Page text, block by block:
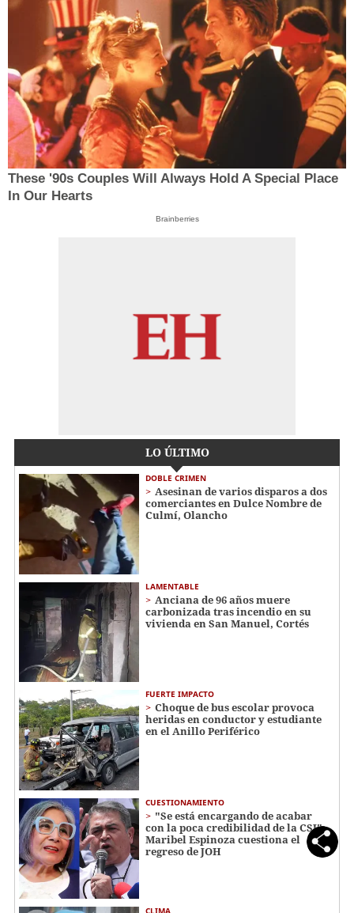
These '90s Couples Will Always Hold A Special Place
In Our Hearts
Brainberries
LO ÚLTIMO
DOBLE CRIMEN
Asesinan de varios disparos a dos
comerciantes en Dulce Nombre de
Culmí, Olancho
LAMENTABLE
Anciana de 96 años muere
carbonizada tras incendio en su
vivienda en San Manuel, Cortés
FUERTE IMPACTO
Choque de bus escolar provoca
heridas en conductor y estudiante
en el Anillo Periférico
CUESTIONAMIENTO
"Se está encargando de acabar
con la poca credibilidad de la CSJ":
Maribel Espinoza cuestiona el
regreso de JOH
CLIMA